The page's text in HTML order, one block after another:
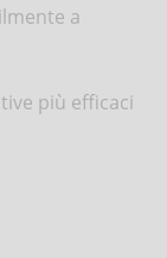
a
più efficaci